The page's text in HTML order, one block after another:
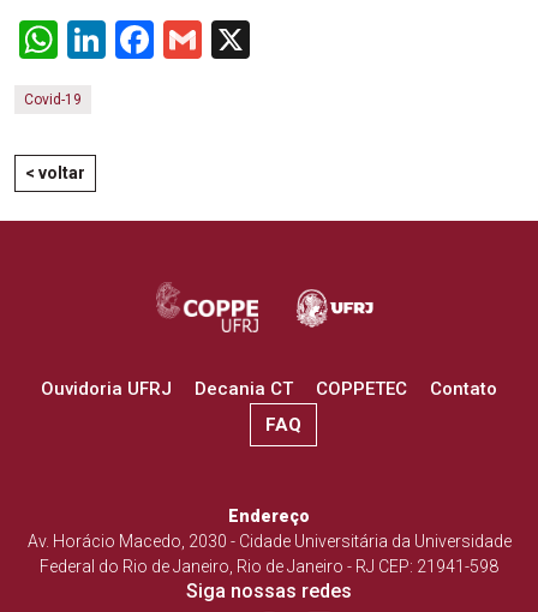
WhatsApp
LinkedIn
Facebook
Gmail
Covid-19
< voltar
Ouvidoria UFRJ Decania CT COPPETEC
Contato
FAQ
Endereço
Av. Horácio Macedo, 2030 - Cidade Universitária da Universidade
Federal do Rio de Janeiro, Rio de Janeiro - RJ CEP: 21941-598
Siga nossas redes